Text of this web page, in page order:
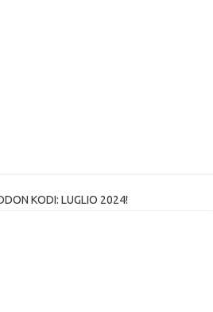
KODI: LUGLIO 2024!